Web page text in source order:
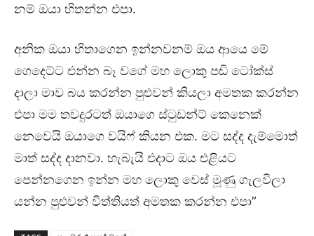
නම් ඔයා හිතන්න එපා.
අනික ඔයා හිතාගෙන ඉන්නවනම් ඔය ආයෙ මේ
ගෙදෙට්ට එන්න බෑ වගේ මහ ලොකු පඬි ටෝක්ස්
දාලා මාව බය කරන්න පුළුවන් කියලා අමතක කරන්න
එපා මම තවදුරටත් ඔයාගෙ ස්ටුඩන්ට් කෙනෙක්
නෙවෙයි ඔයාගෙ වයිෆ් කියන එක. මට සද්ද දැම්මොත්
මාත් සද්ද දානවා. හැබැයි එදාට ඔය එළියට
පෙන්නගෙන ඉන්න මහ ලොකු වෙස් මූණු ගැලවිලා
යන්න පුළුවන් විත්තියත් අමතක කරන්න එපා”